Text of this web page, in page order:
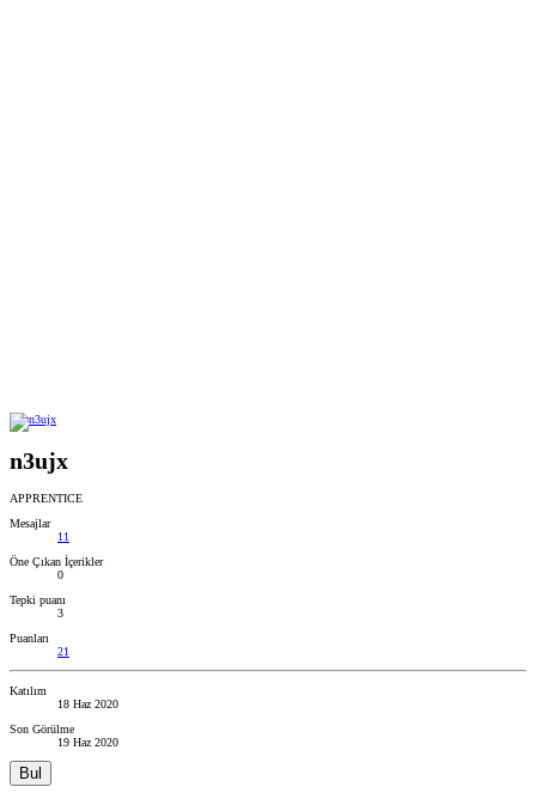
n3ujx
APPRENTICE
Mesajlar
11
Öne Çıkan İçerikler
0
Tepki puanı
3
Puanları
21
Katılım
18 Haz 2020
Son Görülme
19 Haz 2020
Bul